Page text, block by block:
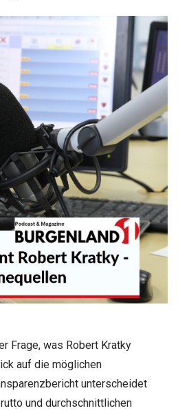
Frage, was Robert Kratky
auf die möglichen
unterscheidet
und durchschnittlichen